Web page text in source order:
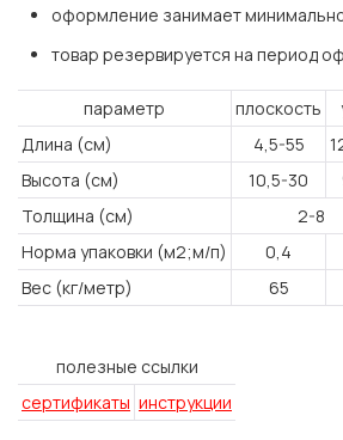
оформление занимает
товар резервируется на период
параметр плоскость
Длина (см)
4,5-55
Высота (см)
10,5-30
Толщина (см)
2-8
Норма упаковки (м2;м/п)
0,4
Вес (кг/метр)
65
полезные ссылки
сертификаты инструкции